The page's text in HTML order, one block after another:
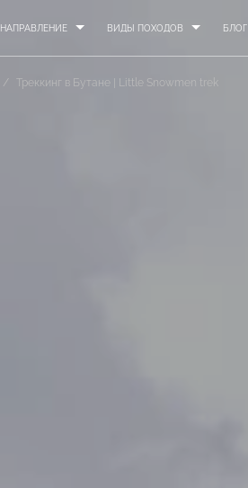
НАПРАВЛЕНИЕ ВИДЫ ПОХОДОВ БЛОГ
/ Треккинг в Бутане | Little Snowmen trek